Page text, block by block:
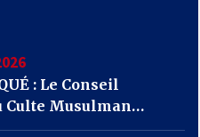
: Le Conseil
Culte Musulman
l’ensemble des